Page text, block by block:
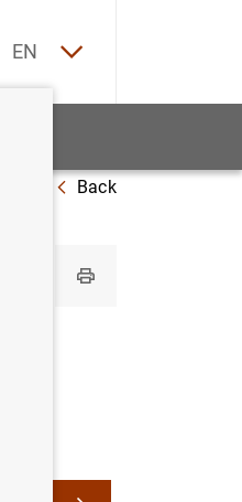
EN
Back